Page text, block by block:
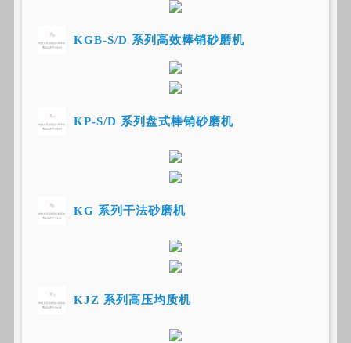
05 KGB-S/D 系列高效棒销砂磨机
06 KP-S/D 系列盘式棒销砂磨机
07 KG 系列干法砂磨机
08 KJZ 系列高压均质机